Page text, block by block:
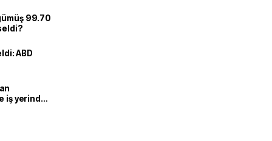
99.70
ABD
iş yerinde